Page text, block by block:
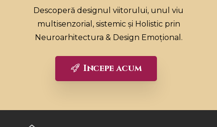
Descoperă designul viitorului, unul viu
multisenzorial, sistemic și Holistic prin
Neuroarhitectura & Design Emoțional.
Incepe acum